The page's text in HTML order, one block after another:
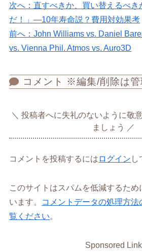
次へ：直すべきか、買い替えるべき
だ！」―10年寿命説？費用対効果考
前へ：John Williams vs. Daniel
vs. Vienna Phil. Atmos vs. Auro3D
コメント ※編集/削除は管
投稿者へに失礼のないように敬
ましょう
コメントを投稿するには ログイン し
このサイトはスパムを低減するため
います。
コメントデータの処理方
覧ください。
Sponsored Link